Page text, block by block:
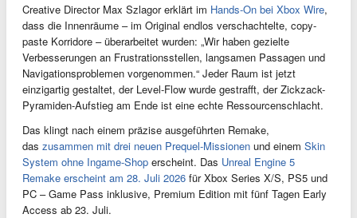
Creative Director Max Szlagor erklärt im Hands-On bei Xbox Wire,
dass die Innenräume – im Original endlos verschachtelte, copy-
paste Korridore – überarbeitet wurden: „Wir haben gezielte
Verbesserungen an Frustrationsstellen, langsamen Passagen und
Navigationsproblemen vorgenommen.“ Jeder Raum ist jetzt
einzigartig gestaltet, der Level-Flow wurde gestrafft, der Zickzack-
Pyramiden-Aufstieg am Ende ist eine echte Ressourcenschlacht.
Das klingt nach einem präzise ausgeführten Remake,
das zusammen mit drei neuen Prequel-Missionen und einem Skin
System ohne Ingame-Shop erscheint. Das Unreal Engine 5
Remake erscheint am 28. Juli 2026 für Xbox Series X/S, PS5 und
PC – Game Pass inklusive, Premium Edition mit fünf Tagen Early
Access ab 23. Juli.